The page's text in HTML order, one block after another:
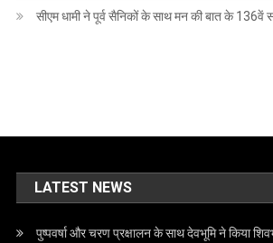
सीएम धामी ने पूर्व सैनिकों के साथ मन की बात के 136वें
LATEST NEWS
पुष्पवर्षा और चरण प्रक्षालन के साथ देवभूमि ने किया